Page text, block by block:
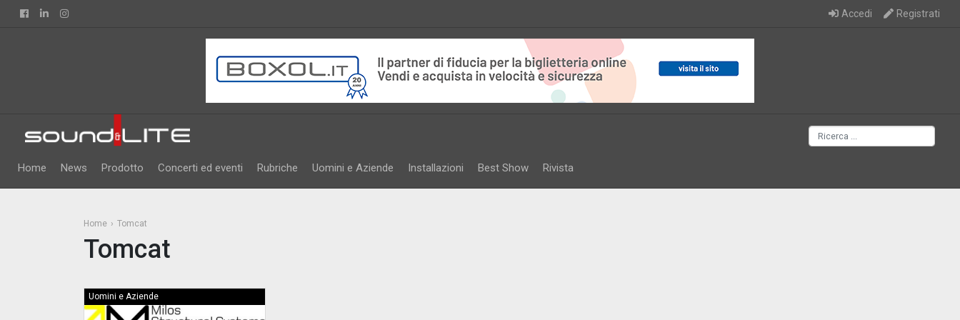
FacebookLinkedin Accedi Registrati
Home News Prodotto Concerti ed eventi Rubriche Uomini e Aziende Installazioni Best Show Rivista
Home Tomcat
Tomcat
Uomini e Aziende